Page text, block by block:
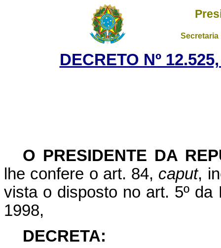
DECRETO Nº
O PRESIDENTE DA
lhe confere o art. 84, caput,
vista o disposto no art. 5º da
1998,
DECRETA: